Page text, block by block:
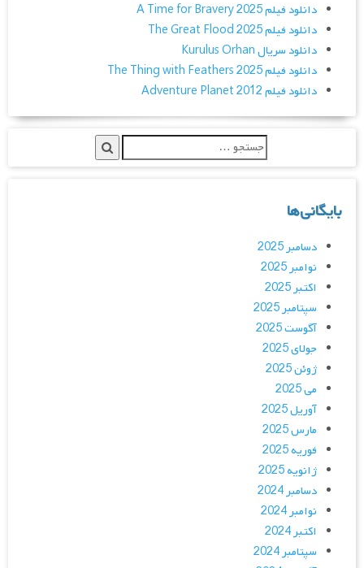
دانلود فیلم A Time for Bravery 2025
دانلود فیلم The Great Flood 2025
دانلود سریال Kurulus Orhan
دانلود فیلم The Thing with Feathers 2025
دانلود فیلم Adventure Planet 2012
بایگانی‌ها
دسامبر 2025
نوامبر 2025
اکتبر 2025
سپتامبر 2025
آگوست 2025
جولای 2025
ژوئن 2025
می 2025
آوریل 2025
مارس 2025
فوریه 2025
ژانویه 2025
دسامبر 2024
نوامبر 2024
اکتبر 2024
سپتامبر 2024